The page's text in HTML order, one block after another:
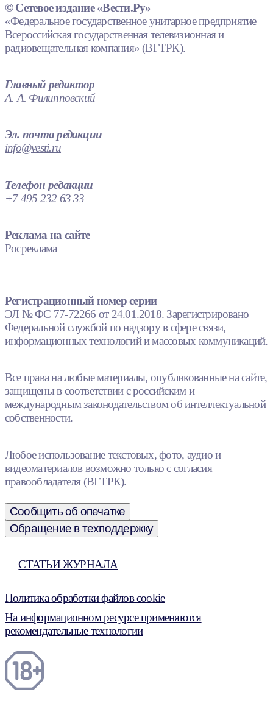
© Сетевое издание «Вести.Ру»
«Федеральное государственное унитарное предприятие
Всероссийская государственная телевизионная и
радиовещательная компания» (ВГТРК).
Главный редактор
А. А. Филипповский
Эл. почта редакции
info@vesti.ru
Телефон редакции
+7 495 232 63 33
Реклама на сайте
Росреклама
Регистрационный номер серии
ЭЛ № ФС 77-72266 от 24.01.2018. Зарегистрировано
Федеральной службой по надзору в сфере связи,
информационных технологий и массовых коммуникаций.
Все права на любые материалы, опубликованные на сайте,
защищены в соответствии с российским и
международным законодательством об интеллектуальной
собственности.
Любое использование текстовых, фото, аудио и
видеоматериалов возможно только с согласия
правообладателя (ВГТРК).
Сообщить об опечатке
Обращение в техподдержку
СТАТЬИ ЖУРНАЛА
Политика обработки файлов cookie
На информационном ресурсе применяются
рекомендательные технологии